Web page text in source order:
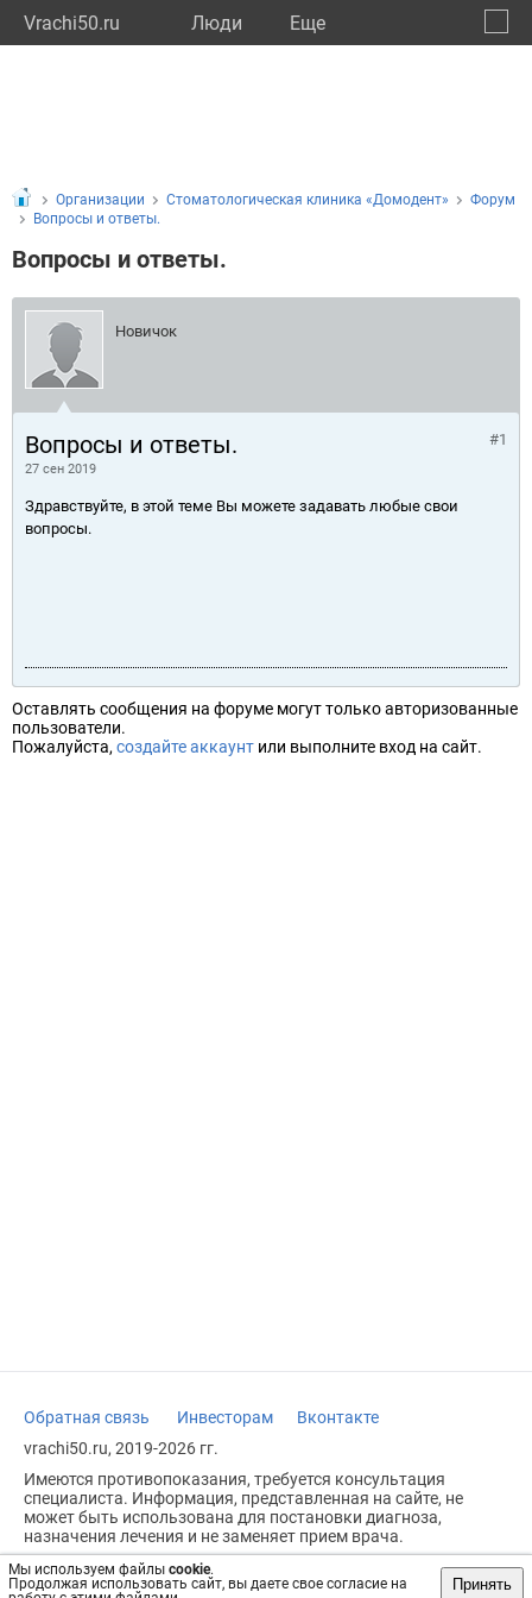
Vrachi50.ru Люди Eще
Мы используем файлы cookie.
Продолжая использовать сайт, вы даете свое согласие на
Принять
Организации Стоматологическая клиника «Домодент»
Форум
Вопросы и ответы.
Вопросы и ответы.
Новичок
Вопросы и ответы.
27 сен 2019
#1
Здравствуйте, в этой теме Вы можете задавать любые свои
вопросы.
Оставлять сообщения на форуме могут только авторизованные
пользователи.
Пожалуйста, создайте аккаунт или выполните вход на сайт.
Обратная связь Инвесторам
Вконтакте
vrachi50.ru, 2019-2026 гг.
Имеются противопоказания, требуется консультация
специалиста. Информация, представленная на сайте, не
может быть использована для постановки диагноза,
назначения лечения и не заменяет прием врача.
Возрастное ограничение: 18+